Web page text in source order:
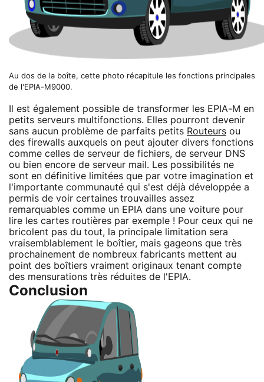
Au dos de la boîte, cette photo récapitule les fonctions principales
de l'EPIA-M9000.
Il est également possible de transformer les EPIA-M en
petits serveurs multifonctions. Elles pourront devenir
sans aucun problème de parfaits petits Routeurs ou
des firewalls auxquels on peut ajouter divers fonctions
comme celles de serveur de fichiers, de serveur DNS
ou bien encore de serveur mail. Les possibilités ne
sont en définitive limitées que par votre imagination et
l'importante communauté qui s'est déjà développée a
permis de voir certaines trouvailles assez
remarquables comme un EPIA dans une voiture pour
lire les cartes routières par exemple ! Pour ceux qui ne
bricolent pas du tout, la principale limitation sera
vraisemblablement le boîtier, mais gageons que très
prochainement de nombreux fabricants mettent au
point des boîtiers vraiment originaux tenant compte
des mensurations très réduites de l'EPIA.
Conclusion